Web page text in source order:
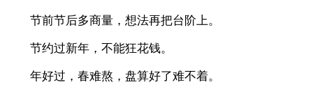
节前节后多商量，想法再把台阶上。
节约过新年，不能狂花钱。
年好过，春难熬，盘算好了难不着。